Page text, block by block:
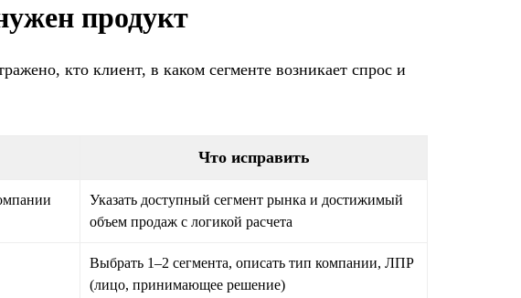
продукт
кто клиент, в каком сегменте возникает спрос и
Что исправить
Указать доступный сегмент рынка и достижимый
объем продаж с логикой расчета
Выбрать 1–2 сегмента, описать тип компании, ЛПР
(лицо, принимающее решение)